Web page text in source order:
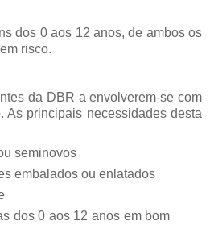
dos 0 aos 12 anos, de ambos os
risco.
da DBR a envolverem-se com
As principais necessidades desta
seminovos
embalados ou enlatados
dos 0 aos 12 anos em bom